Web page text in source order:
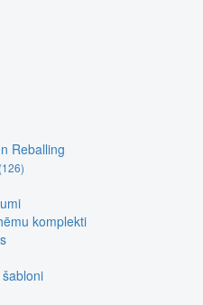
Reballing
(126)
komplekti